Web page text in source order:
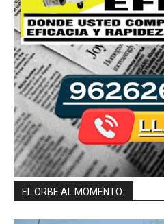
EL ORBE AL MOMENTO: